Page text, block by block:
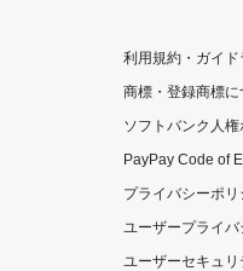
利用規約・ガイド
商標・登録商標に
ソフトバンク人権
PayPay Code of
プライバシーポリ
ユーザープライ
ユーザーセキュ